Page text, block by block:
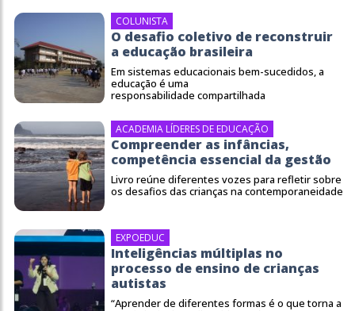
COLUNISTA
O desafio coletivo de reconstruir
a educação brasileira
Em sistemas educacionais bem-sucedidos, a
educação é uma
responsabilidade compartilhada
ACADEMIA LÍDERES DE EDUCAÇÃO
Compreender as infâncias,
competência essencial da gestão
Livro reúne diferentes vozes para refletir sobre
os desafios das crianças na contemporaneidade
EXPOEDUC
Inteligências múltiplas no
processo de ensino de crianças
autistas
“Aprender de diferentes formas é o que torna a